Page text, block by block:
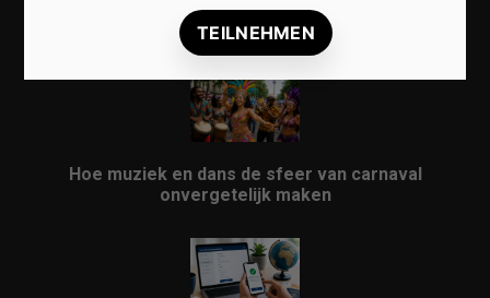
Vrijwilligers maken van carnaval een onvergetelijk
evenement
Hoe muziek en dans de sfeer van carnaval
onvergetelijk maken